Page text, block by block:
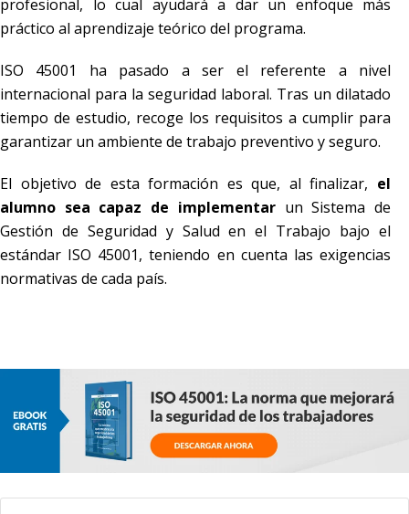
profesional, lo cual ayudará a dar un enfoque más
práctico al aprendizaje teórico del programa.
ISO 45001 ha pasado a ser el referente a nivel
internacional para la seguridad laboral. Tras un dilatado
tiempo de estudio, recoge los requisitos a cumplir para
garantizar un ambiente de trabajo preventivo y seguro.
El objetivo de esta formación es que, al finalizar, el
alumno sea capaz de implementarun Sistema de
Gestión de Seguridad y Salud en el Trabajo bajo el
estándar ISO 45001, teniendo en cuenta las exigencias
normativas de cada país.